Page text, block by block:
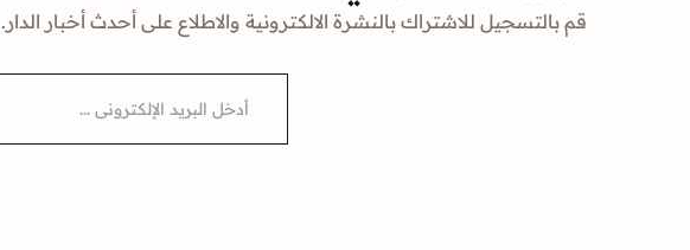
قم بالتسجيل للاشتراك بالنشرة الالكترونية والاطلاع على أحدث أخبار الدار.
i